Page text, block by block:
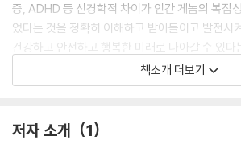
증, ADHD 등 신경학적 차이가 인간 게놈의 복잡
었다는 것을 정확히 이해하고 받아들이고 발전시
건강하고 안전하고 행복한 미래로 나아갈 수 있다
리고 감동적으로 논증해낸다.
를 넓고 깊게 그려낸다. 이 책을 읽는다면 자폐증에
책소개 더보기
저자 소개 1